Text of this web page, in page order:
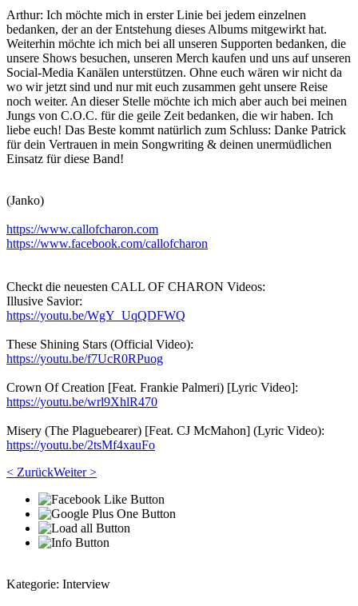
Arthur: Ich möchte mich in erster Linie bei jedem einzelnen
bedanken, der an der Entstehung dieses Albums mitgewirkt hat.
Weiterhin möchte ich mich bei all unseren Supporten bedanken, die
unsere Shows besuchen, unseren Merch kaufen und uns auf unseren
Social-Media Kanälen unterstützen. Ohne euch wären wir nicht da
wo wir jetzt sind und nur mit euch zusammen geht unsere Reise
noch weiter. An dieser Stelle möchte ich mich aber auch bei meinen
Jungs von C.O.C. für die geile Zeit bedanken, die wir haben. Ich
liebe euch! Das Beste kommt natürlich zum Schluss: Danke Patrick
für dein Vertrauen in mein Songwriting & deinen unermüdlichen
Einsatz für diese Band!
(Janko)
https://www.callofcharon.com
https://www.facebook.com/callofcharon
Checkt die neuesten CALL OF CHARON Videos:
Illusive Savior:
https://youtu.be/WgY_UqQDFWQ
These Shining Stars (Official Video):
https://youtu.be/f7UcR0RPuog
Crown Of Creation [Feat. Frankie Palmeri) [Lyric Video]:
https://youtu.be/wrl9XhlR470
Misery (The Plaguebearer) [Feat. CJ McMahon] (Lyric Video):
https://youtu.be/2tsMf4xauFo
< ZurückWeiter >
Kategorie: Interview